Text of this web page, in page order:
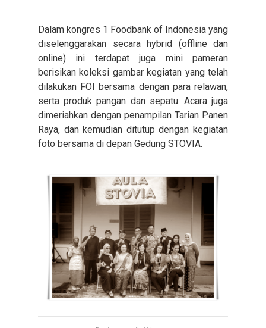
Dalam kongres 1 Foodbank of Indonesia yang
diselenggarakan secara hybrid (offline dan
online) ini terdapat juga mini pameran
berisikan koleksi gambar kegiatan yang telah
dilakukan FOI bersama dengan para relawan,
serta produk pangan dan sepatu. Acara juga
dimeriahkan dengan penampilan Tarian Panen
Raya, dan kemudian ditutup dengan kegiatan
foto bersama di depan Gedung STOVIA.